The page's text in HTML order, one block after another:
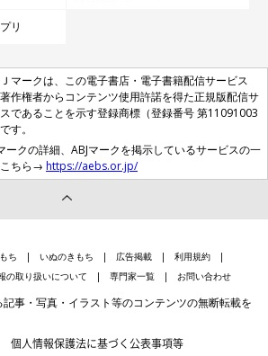
リ
マークは、この電子書店・電子書籍配信サービス
作権者からコンテンツ使用許諾を得た正規版配信サ
であることを示す登録商標（登録番号 第11091003
す。
ークの詳細、ABJマークを掲示しているサービスの一
ちら→ https://aebs.or.jp/
ち いぬのきもち 広告掲載
利用規約
の取り扱いについて 専門家一覧 お問い合わせ
事・写真・イラスト等のコンテンツの無断転載を
個人情報保護法に基づく公表事項等